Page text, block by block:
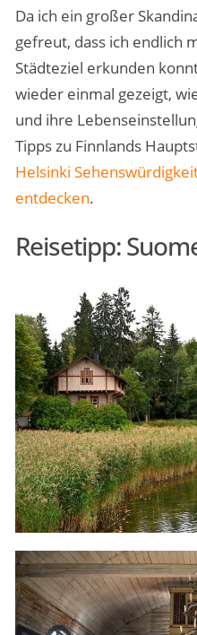
Da ich ein großer
gefreut, dass ich endlich
Städteziel erkunden
wieder einmal gezeigt,
und ihre
Tipps zu Finnlands
Helsinki
entdecken.
Reisetipp: